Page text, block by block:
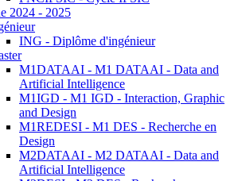
2024 - 2025
ING - Diplôme d'ingénieur
M1DATAAI - M1 DATAAI - Data and
Artificial Intelligence
M1IGD - M1 IGD - Interaction, Graphic
and Design
M1REDESI - M1 DES - Recherche en
Design
M2DATAAI - M2 DATAAI - Data and
Artificial Intelligence